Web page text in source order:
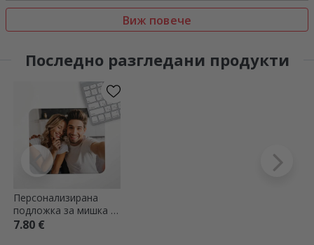
Виж повече
Последно разгледани продукти
Персонализирана
подложка за мишка с
фотография
7.80 €